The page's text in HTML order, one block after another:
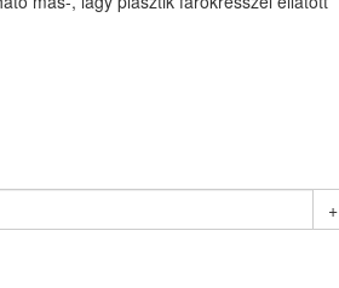
+